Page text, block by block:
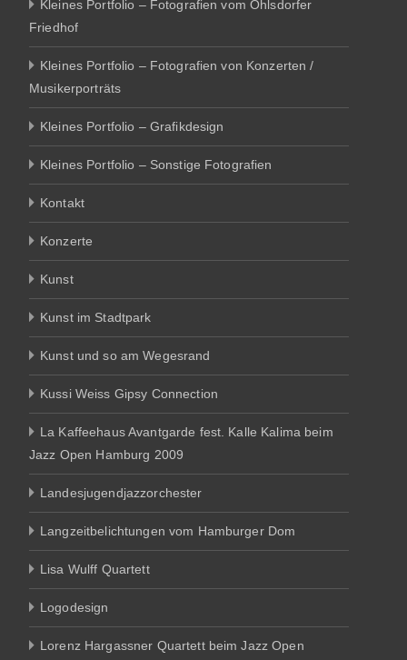
Kleines Portfolio – Fotografien vom Ohlsdorfer
Friedhof
Kleines Portfolio – Fotografien von Konzerten /
Musikerporträts
Kleines Portfolio – Grafikdesign
Kleines Portfolio – Sonstige Fotografien
Kontakt
Konzerte
Kunst
Kunst im Stadtpark
Kunst und so am Wegesrand
Kussi Weiss Gipsy Connection
La Kaffeehaus Avantgarde fest. Kalle Kalima beim
Jazz Open Hamburg 2009
Landesjugendjazzorchester
Langzeitbelichtungen vom Hamburger Dom
Lisa Wulff Quartett
Logodesign
Lorenz Hargassner Quartett beim Jazz Open